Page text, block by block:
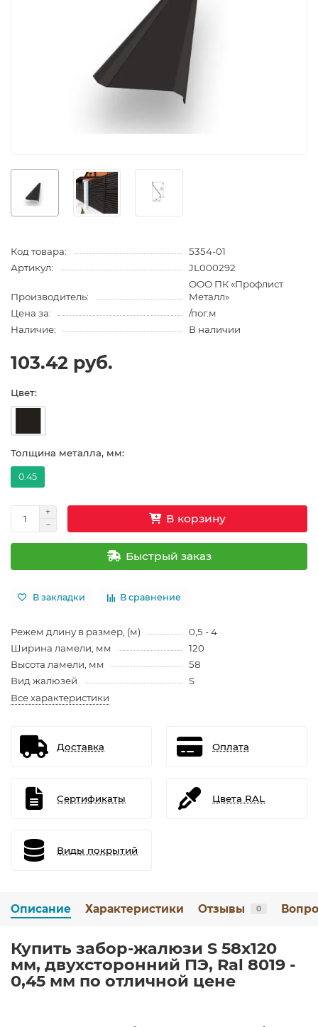
Код товара:
5354-01
Артикул:
JL000292
Производитель:
ООО ПК «Профлист
Металл»
Цена за:
/пог.м
Наличие:
В наличии
103.42 руб.
Цвет:
Толщина металла, мм:
0.45
В корзину
Быстрый заказ
В закладки В сравнение
Режем длину в размер, (м)
0,5 - 4
Ширина ламели, мм
120
Высота ламели, мм
58
Вид жалюзей
S
Все характеристики
Доставка Оплата
Сертификаты Цвета RAL
Виды покрытий
Описание Характеристики Отзывы 0
Купить забор-жалюзи S 58х120
мм, двухсторонний ПЭ, Ral 8019 -
0,45 мм по отличной цене